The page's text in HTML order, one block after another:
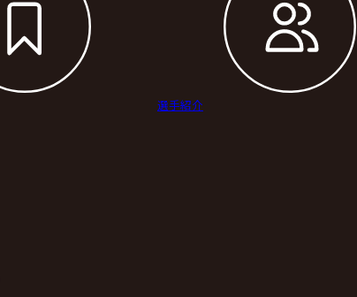
選手紹介